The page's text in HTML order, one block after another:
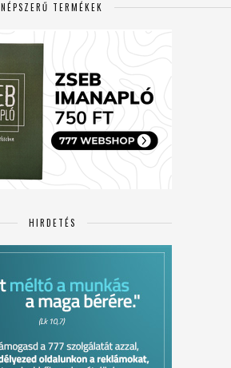
NÉPSZERŰ TERMÉKEK
HIRDETÉS